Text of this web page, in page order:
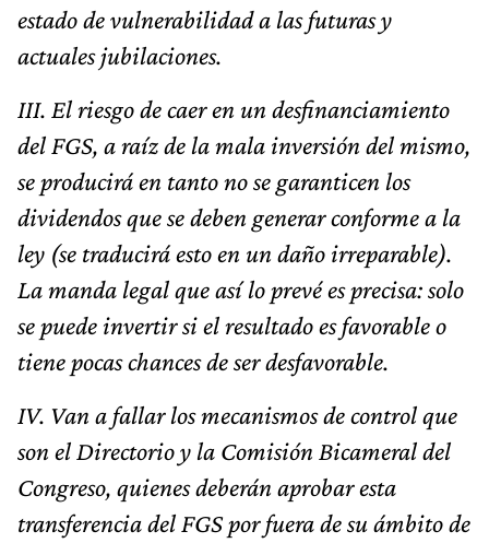
estado de vulnerabilidad a las futuras y
actuales jubilaciones.
III. El riesgo de caer en un desfinanciamiento
del FGS, a raíz de la mala inversión del mismo,
se producirá en tanto no se garanticen los
dividendos que se deben generar conforme a la
ley (se traducirá esto en un daño irreparable).
La manda legal que así lo prevé es precisa: solo
se puede invertir si el resultado es favorable o
tiene pocas chances de ser desfavorable.
IV. Van a fallar los mecanismos de control que
son el Directorio y la Comisión Bicameral del
Congreso, quienes deberán aprobar esta
transferencia del FGS por fuera de su ámbito de